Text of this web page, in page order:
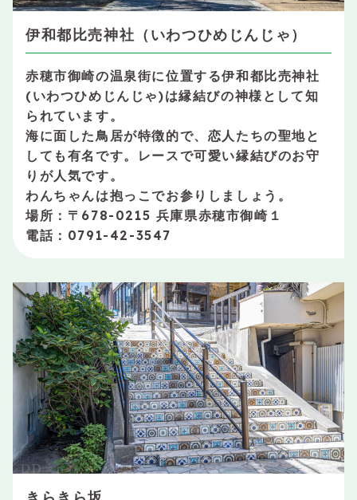
伊和都比売神社（いわつひめじんじゃ）
赤穂市御崎の温泉街に位置する伊和都比売神社
(いわつひめじんじゃ)は縁結びの神様として知
られています。
海に面した鳥居が特徴的で、恋人たちの聖地と
しても有名です。レースで可愛い縁結びのお守
りが人気です。
わんちゃんは抱っこでお参りしましょう。
場所：〒678-0215 兵庫県赤穂市御崎１
電話：0791-42-3547